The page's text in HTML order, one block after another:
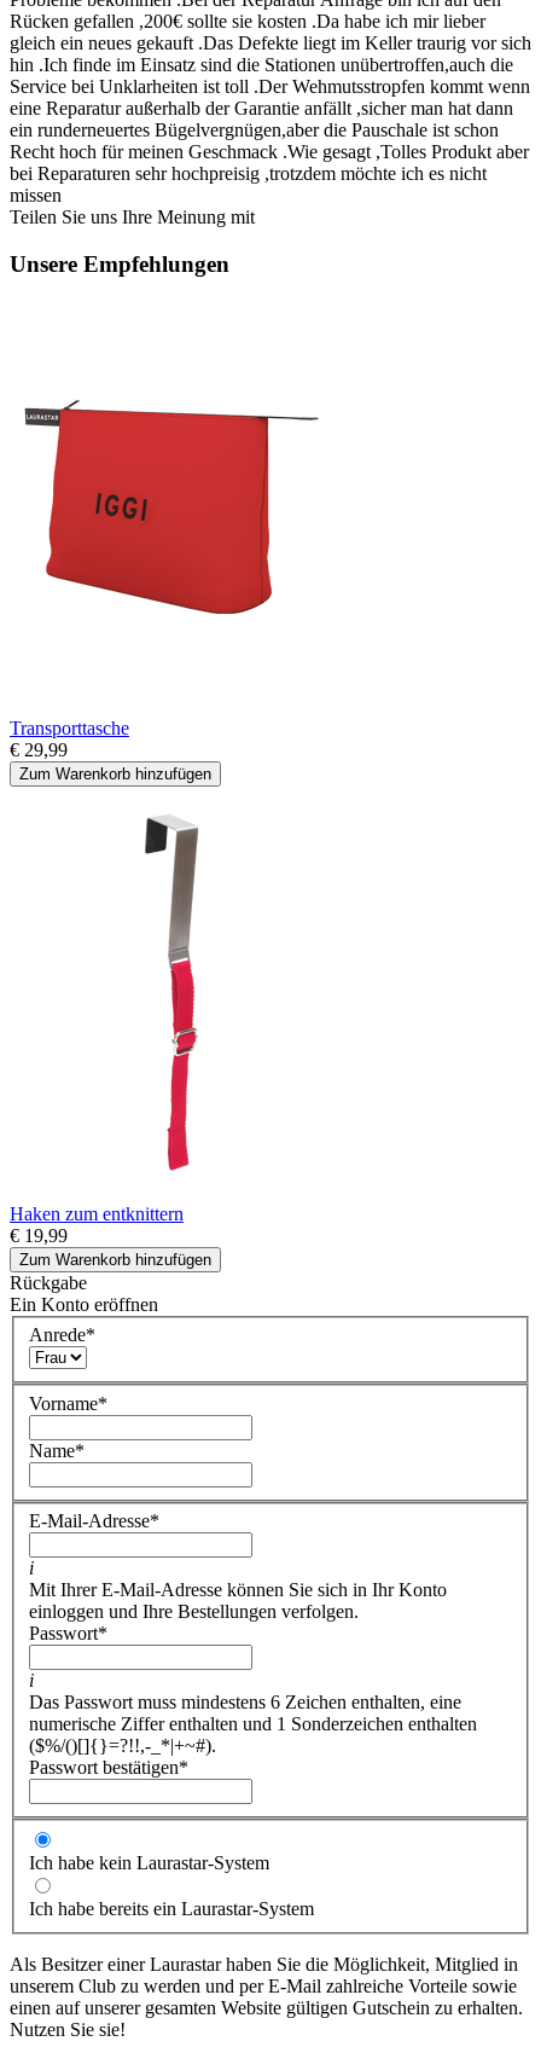
Rücken gefallen ,200€ sollte sie kosten .Da habe ich mir lieber
gleich ein neues gekauft .Das Defekte liegt im Keller traurig vor sich
hin .Ich finde im Einsatz sind die Stationen unübertroffen,auch die
Service bei Unklarheiten ist toll .Der Wehmutsstropfen kommt wenn
eine Reparatur außerhalb der Garantie anfällt ,sicher man hat dann
ein runderneuertes Bügelvergnügen,aber die Pauschale ist schon
Recht hoch für meinen Geschmack .Wie gesagt ,Tolles Produkt aber
bei Reparaturen sehr hochpreisig ,trotzdem möchte ich es nicht
missen
Teilen Sie uns Ihre Meinung mit
Unsere Empfehlungen
Transporttasche
€ 29,99
Zum Warenkorb hinzufügen
Haken zum entknittern
€ 19,99
Zum Warenkorb hinzufügen
Rückgabe
Ein Konto eröffnen
Anrede*
Vorname*
Name*
E-Mail-Adresse*
i
Mit Ihrer E-Mail-Adresse können Sie sich in Ihr Konto
einloggen und Ihre Bestellungen verfolgen.
Passwort*
i
Das Passwort muss mindestens 6 Zeichen enthalten, eine
numerische Ziffer enthalten und 1 Sonderzeichen enthalten
($%/()[]{}=?!!,-_*|+~#).
Passwort bestätigen*
Ich habe kein Laurastar-System
Ich habe bereits ein Laurastar-System
Als Besitzer einer Laurastar haben Sie die Möglichkeit, Mitglied in
unserem Club zu werden und per E-Mail zahlreiche Vorteile sowie
einen auf unserer gesamten Website gültigen Gutschein zu erhalten.
Nutzen Sie sie!